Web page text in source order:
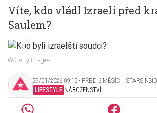
Víte, kdo vládl Izraeli před
Saulem?
© Getty Images
29/01/2026 09:15 ‧ PŘED 6 MĚSÍCI |
LIFESTYLE NÁBOŽENSTVÍ